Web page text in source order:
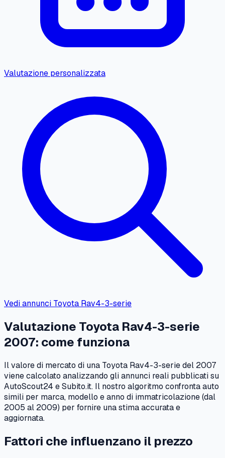
Valutazione personalizzata
Vedi annunci Toyota Rav4-3-serie
Valutazione Toyota Rav4-3-serie
2007: come funziona
Il valore di mercato di una Toyota Rav4-3-seriedel 2007
viene calcolato analizzando gli annunci reali pubblicati su
AutoScout24 e Subito.it. Il nostro algoritmo confronta auto
simili per marca, modello e anno di immatricolazione (dal
2005 al 2009) per fornire una stima accurata e
aggiornata.
Fattori che influenzano il prezzo